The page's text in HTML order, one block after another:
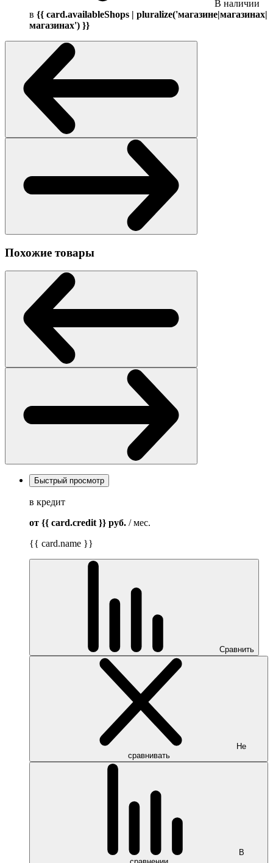
В наличии
в {{ card.availableShops | pluralize('магазине|магазинах|
магазинах') }}
Похожие товары
Быстрый просмотр
в кредит
от {{ card.credit }} руб. / мес.
{{ card.name }}
Сравнить
Не
сравнивать
В